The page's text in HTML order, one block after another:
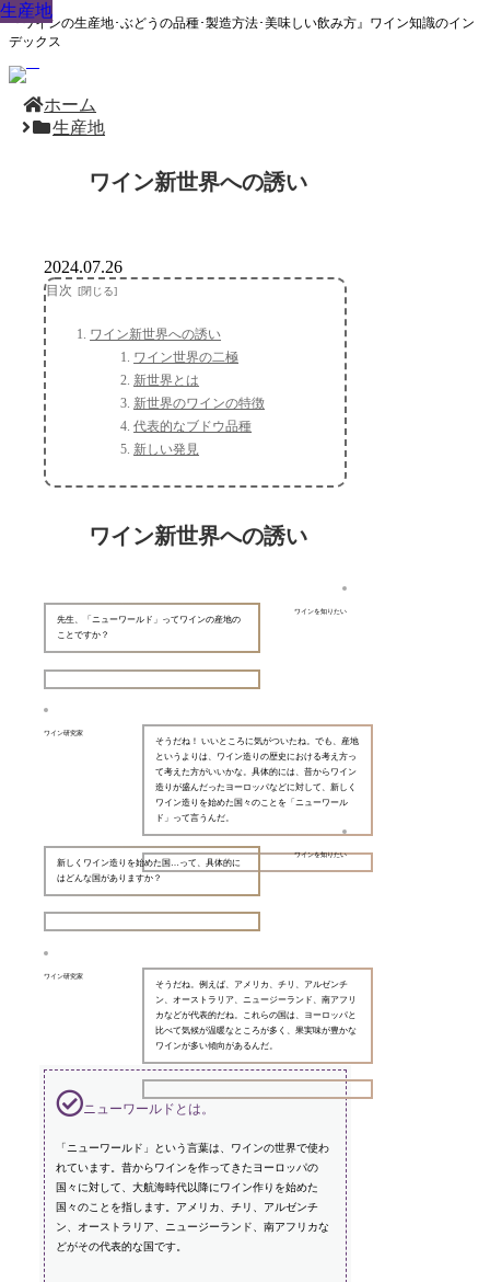
『ワインの生産地･ぶどうの品種･製造方法･美味しい飲み方』ワイン知識のイン
デックス
ホーム
生産地
ワイン新世界への誘い
生産地
2024.07.26
目次
ワイン新世界への誘い
ワイン世界の二極
新世界とは
新世界のワインの特徴
代表的なブドウ品種
新しい発見
ワイン新世界への誘い
ワインを知りたい
先生、「ニューワールド」ってワインの産地の
ことですか？
ワイン研究家
そうだね！ いいところに気がついたね。でも、産地
というよりは、ワイン造りの歴史における考え方っ
て考えた方がいいかな。具体的には、昔からワイン
造りが盛んだったヨーロッパなどに対して、新しく
ワイン造りを始めた国々のことを「ニューワール
ド」って言うんだ。
ワインを知りたい
新しくワイン造りを始めた国…って、具体的に
はどんな国がありますか？
ワイン研究家
そうだね。例えば、アメリカ、チリ、アルゼンチ
ン、オーストラリア、ニュージーランド、南アフリ
カなどが代表的だね。これらの国は、ヨーロッパと
比べて気候が温暖なところが多く、果実味が豊かな
ワインが多い傾向があるんだ。
ニューワールドとは。
「ニューワールド」という言葉は、ワインの世界で使わ
れています。昔からワインを作ってきたヨーロッパの
国々に対して、大航海時代以降にワイン作りを始めた
国々のことを指します。アメリカ、チリ、アルゼンチ
ン、オーストラリア、ニュージーランド、南アフリカな
どがその代表的な国です。
生産地
生産地
生産地
生産地
生産地
生産地
生産地
生産地